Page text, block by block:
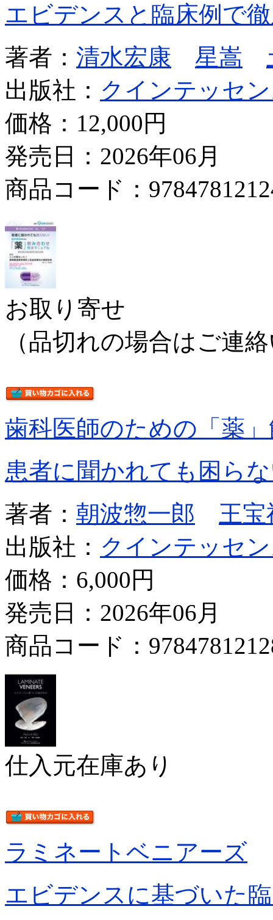
エビデンスと臨床例で
著者： 清水宏康 星嵩
出版社： クインテッセ
価格： 12,000円
発売日：2026年06月
商品コード：
お取り寄せ
（品切れの場合はご連
歯科医師のための「薬
患者に聞かれても困ら
著者： 朝波惣一郎
王宝
出版社： クインテッセ
価格： 6,000円
発売日：2026年06月
商品コード：
仕入元在庫あり
ラミネートベニアーズ
エビデンスに基づいた